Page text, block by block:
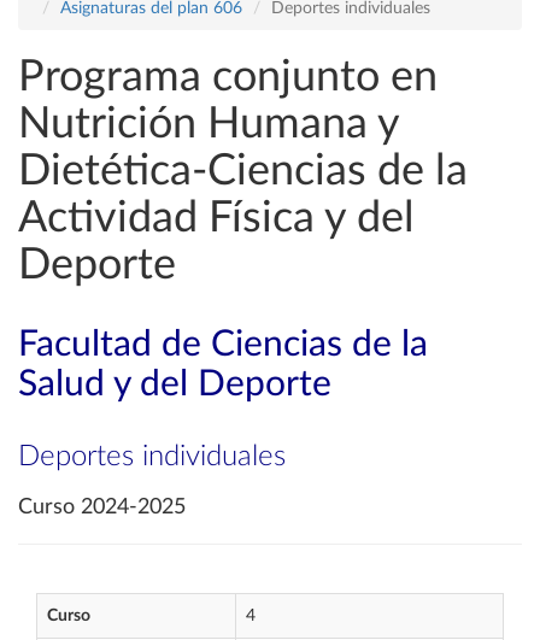
Asignaturas del plan 606
Deportes individuales
Programa conjunto en
Nutrición Humana y
Dietética-Ciencias de la
Actividad Física y del
Deporte
Facultad de Ciencias de la
Salud y del Deporte
Deportes individuales
Curso 2024-2025
Curso 4